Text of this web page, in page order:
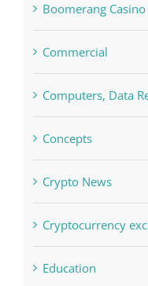
Boomerang Casino
Commercial
Computers, Data
Concepts
Crypto News
Cryptocurrency
Education